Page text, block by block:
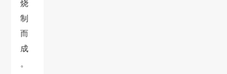
烧
制
而
成
。